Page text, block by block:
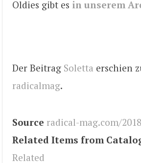
Oldies gibt es in unserem
Der Beitrag Soletta erschien
radicalmag.
Source radical-mag.com/
Related Items from
Related